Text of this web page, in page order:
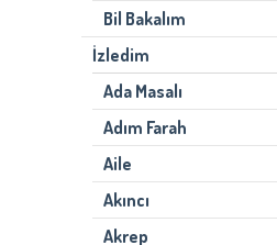
Bil Bakalım
İzledim
Ada Masalı
Adım Farah
Aile
Akıncı
Akrep